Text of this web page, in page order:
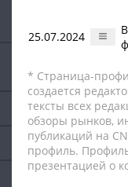
25.07.2024
* Страница-
создается
тексты всех
обзоры рынков,
публикаций на
профиль.
презентацией о